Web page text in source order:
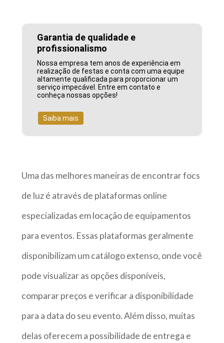
Garantia de qualidade e
profissionalismo
Nossa empresa tem anos de experiência em
realização de festas e conta com uma equipe
altamente qualificada para proporcionar um
serviço impecável. Entre em contato e
conheça nossas opções!
Saiba mais
Uma das melhores maneiras de encontrar focs
de luz é através de plataformas online
especializadas em locação de equipamentos
para eventos. Essas plataformas geralmente
disponibilizam um catálogo extenso, onde você
pode visualizar as opções disponíveis,
comparar preços e verificar a disponibilidade
para a data do seu evento. Além disso, muitas
delas oferecem a possibilidade de entrega e